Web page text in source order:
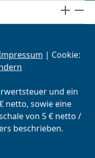
| Cookie:
und ein
netto, sowie eine
von 5 € netto /
beschrieben.